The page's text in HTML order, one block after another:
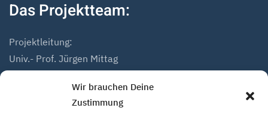
Wir brauchen Deine
Zustimmung
Das Projektteam:
Projektleitung:
Univ.- Prof. Jürgen Mittag
Projektmitarbeiter: